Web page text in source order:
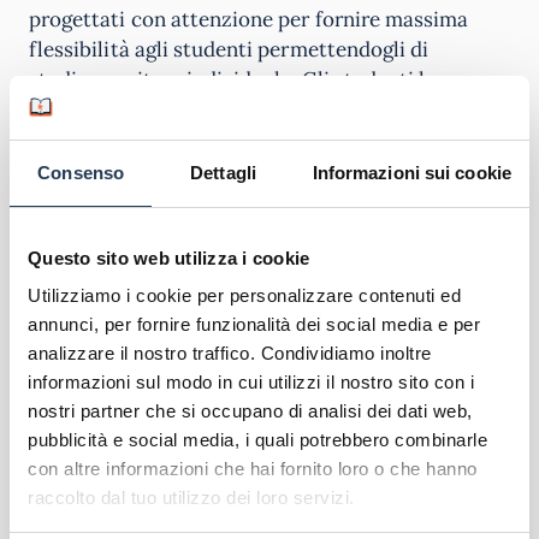
Consenso Dettagli Informazioni sui cookie
Questo sito web utilizza i cookie
Utilizziamo i cookie per personalizzare contenuti ed
annunci, per fornire funzionalità dei social media e per
analizzare il nostro traffico. Condividiamo inoltre
informazioni sul modo in cui utilizzi il nostro sito con i
nostri partner che si occupano di analisi dei dati web,
pubblicità e social media, i quali potrebbero combinarle
con altre informazioni che hai fornito loro o che hanno
raccolto dal tuo utilizzo dei loro servizi.
progettati con attenzione per fornire massima
flessibilità agli studenti permettendogli di
studiare a ritmo individuale. Gli studenti hanno
accesso a risorse didattiche di alta qualità, lezioni
interattive e il costante supporto di tutor esperti.
Questo approccio all’apprendimento consente agli
studenti di bilanciare gli studi con altri impegni
accessibile e adattabile alle esigenze del mondo
moderno.
Scopri l'offerta formativa
Corsi di laurea Mercatorum
Master Mercatorum
Corsi di Formazione Mercatorum